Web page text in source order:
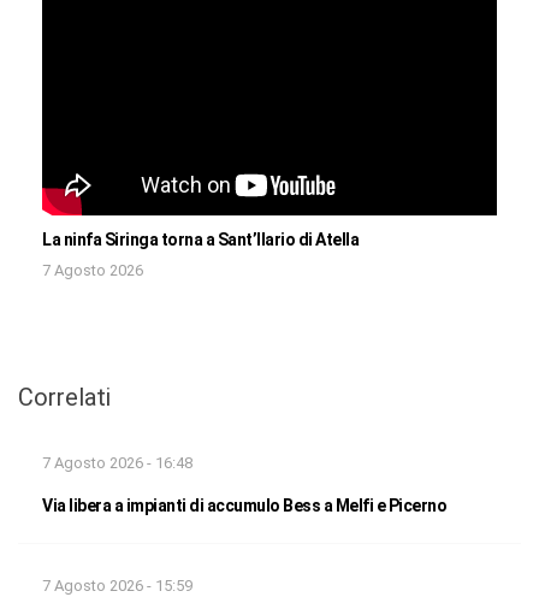
La ninfa Siringa torna a Sant’Ilario di Atella
7 Agosto 2026
Correlati
7 Agosto 2026 - 16:48
Via libera a impianti di accumulo Bess a Melfi e Picerno
7 Agosto 2026 - 15:59